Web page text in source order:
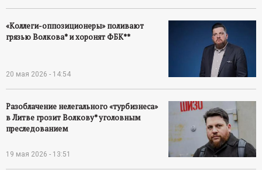
«Коллеги-оппозиционеры» поливают
грязью Волкова* и хоронят ФБК**
20 мая 2026 - 14:54
Разоблачение нелегального «турбизнеса»
в Литве грозит Волкову* уголовным
преследованием
19 мая 2026 - 13:51